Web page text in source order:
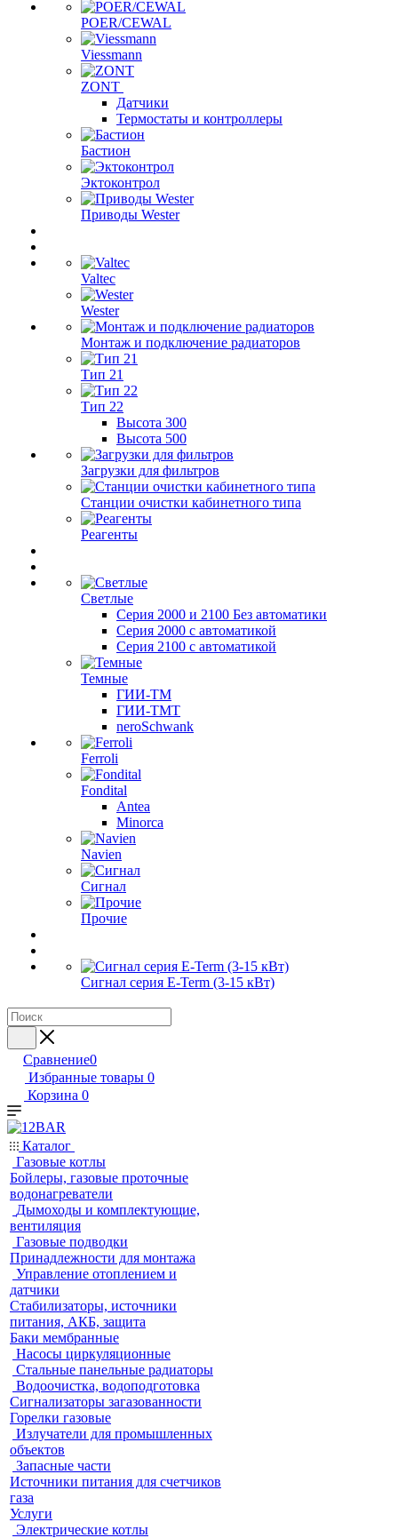
POER/CEWAL
Viessmann
ZONT
Датчики
Термостаты и контроллеры
Бастион
Эктоконтрол
Приводы Wester
Valtec
Wester
Монтаж и подключение радиаторов
Тип 21
Тип 22
Высота 300
Высота 500
Загрузки для фильтров
Станции очистки кабинетного типа
Реагенты
Светлые
Серия 2000 и 2100 Без автоматики
Серия 2000 с автоматикой
Серия 2100 с автоматикой
Темные
ГИИ-ТМ
ГИИ-ТМТ
neroSchwank
Ferroli
Fondital
Antea
Minorca
Navien
Сигнал
Прочие
Сигнал серия E-Term (3-15 кВт)
Сравнение0
Избранные товары 0
Корзина 0
Каталог
Газовые котлы
Бойлеры, газовые проточные
водонагреватели
Дымоходы и комплектующие,
вентиляция
Газовые подводки
Принадлежности для монтажа
Управление отоплением и
датчики
Стабилизаторы, источники
питания, АКБ, защита
Баки мембранные
Насосы циркуляционные
Стальные панельные радиаторы
Водоочистка, водоподготовка
Сигнализаторы загазованности
Горелки газовые
Излучатели для промышленных
объектов
Запасные части
Источники питания для счетчиков
газа
Услуги
Электрические котлы